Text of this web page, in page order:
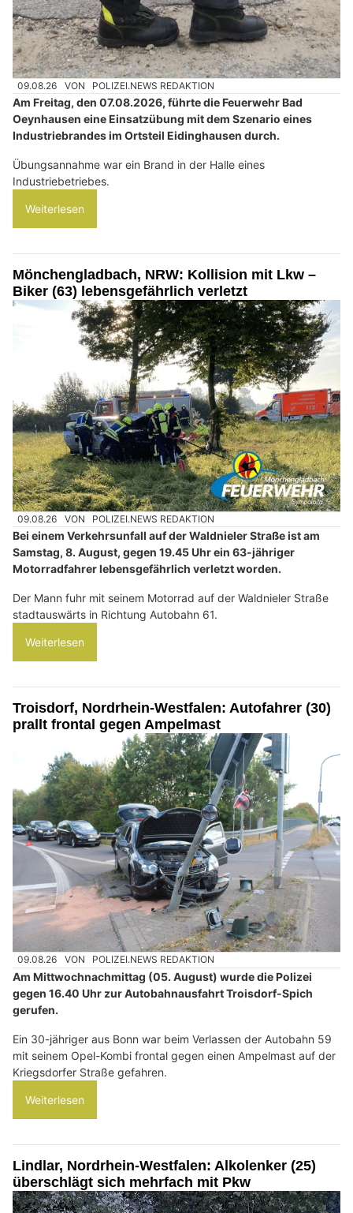
09.08.26 VON POLIZEI.NEWS REDAKTION
Am Freitag, den 07.08.2026, führte die Feuerwehr Bad
Oeynhausen eine Einsatzübung mit dem Szenario eines
Industriebrandes im Ortsteil Eidinghausen durch.
Übungsannahme war ein Brand in der Halle eines
Industriebetriebes.
Weiterlesen
Mönchengladbach, NRW: Kollision mit Lkw –
Biker (63) lebensgefährlich verletzt
09.08.26 VON POLIZEI.NEWS REDAKTION
Bei einem Verkehrsunfall auf der Waldnieler Straße ist am
Samstag, 8. August, gegen 19.45 Uhr ein 63-jähriger
Motorradfahrer lebensgefährlich verletzt worden.
Der Mann fuhr mit seinem Motorrad auf der Waldnieler Straße
stadtauswärts in Richtung Autobahn 61.
Weiterlesen
Troisdorf, Nordrhein-Westfalen: Autofahrer (30)
prallt frontal gegen Ampelmast
09.08.26 VON POLIZEI.NEWS REDAKTION
Am Mittwochnachmittag (05. August) wurde die Polizei
gegen 16.40 Uhr zur Autobahnausfahrt Troisdorf-Spich
gerufen.
Ein 30-jähriger aus Bonn war beim Verlassen der Autobahn 59
mit seinem Opel-Kombi frontal gegen einen Ampelmast auf der
Kriegsdorfer Straße gefahren.
Weiterlesen
Lindlar, Nordrhein-Westfalen: Alkolenker (25)
überschlägt sich mehrfach mit Pkw